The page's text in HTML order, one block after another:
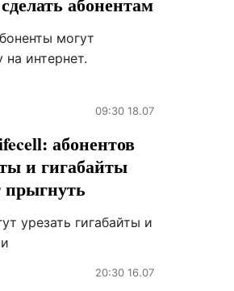
могут
интернет.
09:30 18.07
абонентов
и гигабайты
прыгнуть
урезать гигабайты и
20:30 16.07